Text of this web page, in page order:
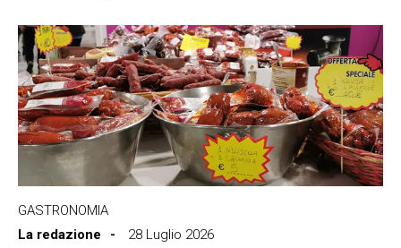
GASTRONOMIA
La redazione
28 Luglio 2026